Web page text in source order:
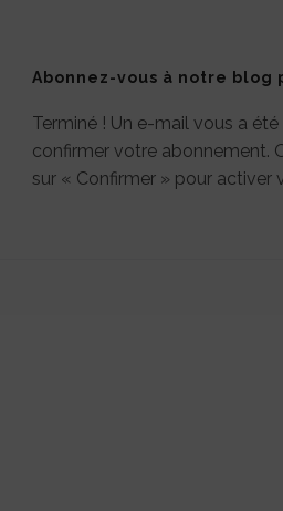
Abonnez-vous à notre blog
Terminé ! Un e-mail vous a
confirmer votre abonnement.
sur « Confirmer » pour activer